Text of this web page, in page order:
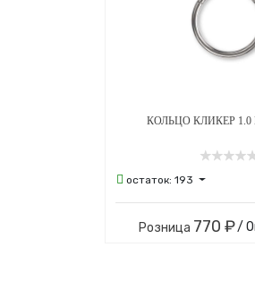
КОЛЬЦО КЛИКЕР
остаток:193
Розница 770 ₽/